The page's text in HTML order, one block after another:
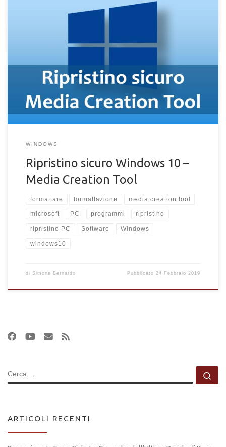
proprio PC con Windows 10 è l’utilizzo dello strumento messo
del Media Creation Tool per Windows 10, ovvero lo strumento
che permette di ripristinare il sistema operativo in modo sicuro,
anche con […]
WINDOWS
Ripristino sicuro Windows 10 –
Media Creation Tool
formattare formattazione media creation tool
microsoft PC programmi ripristino
ripristino PC Software Windows
windows10
di Simone Bernardo Pubblicato24 Febbraio 2019
CERCA
ARTICOLI RECENTI